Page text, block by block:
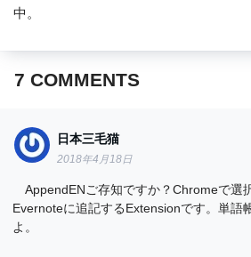
中。
7 COMMENTS
日本三毛猫
2018年4月18日
AppendENご存知ですか？Chromeで選
Evernoteに追記するExtensionです。単語
よ。